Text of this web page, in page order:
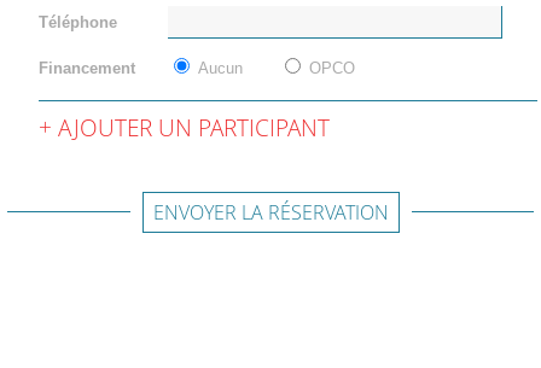
Téléphone
Financement Aucun OPCO
AJOUTER UN PARTICIPANT
ENVOYER LA RÉSERVATION